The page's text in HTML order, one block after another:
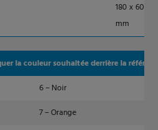
180 x 60
mm
la couleur souhaitée derrière la
6 – Noir
7 – Orange